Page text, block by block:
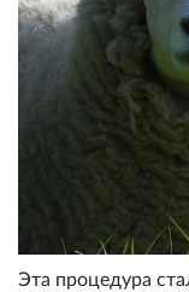
Эта процедура